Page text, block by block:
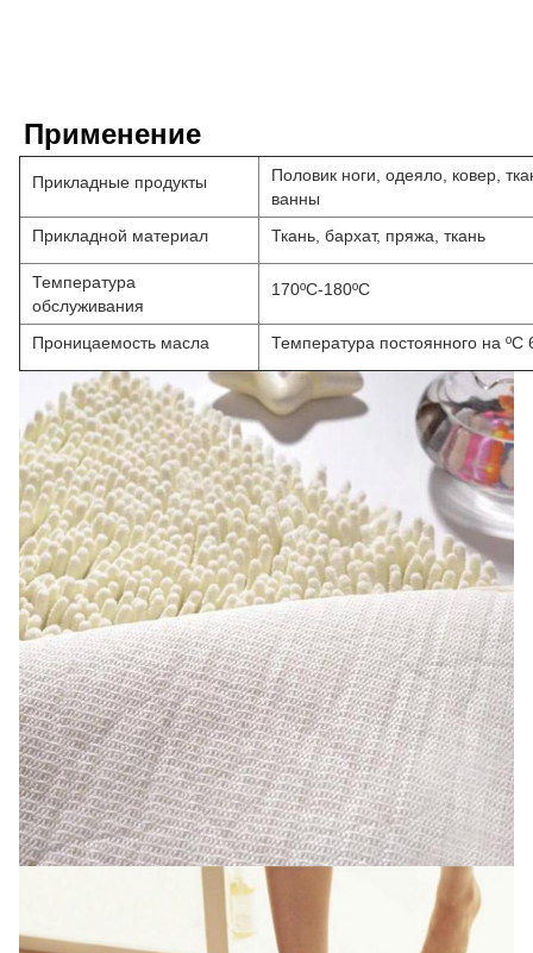
Применение
Прикладные продукты
Половик ноги, одеяло, ковер,
ванны
Прикладной материал
Ткань, бархат, пряжа, ткань
Температура
обслуживания
170ºC-180ºC
Проницаемость масла Температура постоянного на